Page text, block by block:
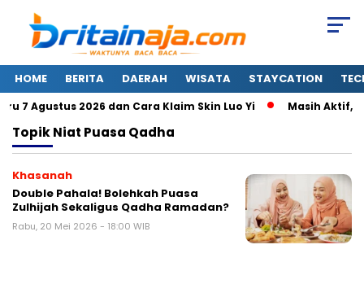
HOME BERITA DAERAH WISATA STAYCATION
7 Agustus 2026 dan Cara Klaim Skin Luo Yi Masih Aktif,
TopikNiat Puasa Qadha
Khasanah
Double Pahala! Bolehkah Puasa
Zulhijah Sekaligus Qadha Ramadan?
Rabu, 20 Mei 2026 - 18:00 WIB